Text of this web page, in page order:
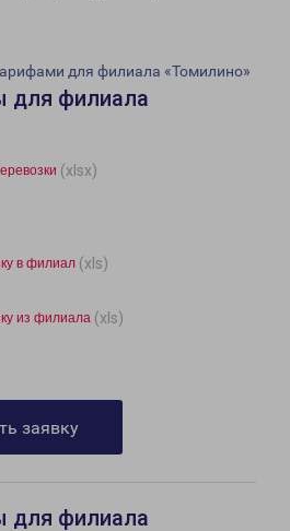
для филиала «Томилино»
для филиала
(xlsx)
в филиал (xls)
из филиала (xls)
заявку
для филиала